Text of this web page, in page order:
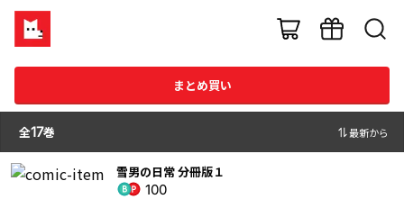
まとめ買い
全17巻 最新から
雪男の日常 分冊版１
100